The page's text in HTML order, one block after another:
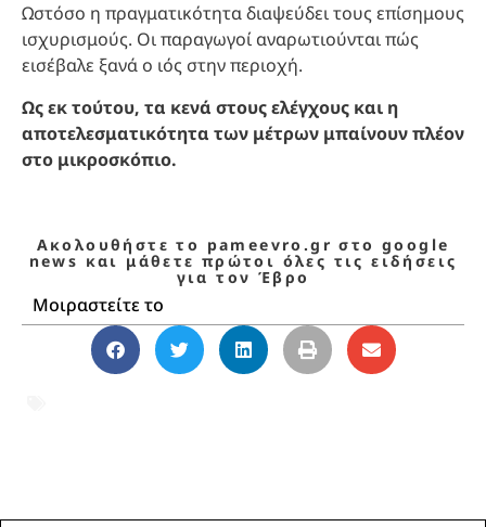
Ωστόσο η πραγματικότητα διαψεύδει τους επίσημους
ισχυρισμούς. Οι παραγωγοί αναρωτιούνται πώς
εισέβαλε ξανά ο ιός στην περιοχή.
Ως εκ τούτου, τα κενά στους ελέγχους και η
αποτελεσματικότητα των μέτρων μπαίνουν πλέον
στο μικροσκόπιο.
Ακολουθήστε το pameevro.gr στο google
news και μάθετε πρώτοι όλες τις ειδήσεις
για τον Έβρο
Μοιραστείτε το